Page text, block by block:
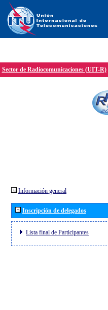
Sector de Radiocomunicaciones (UIT-R)
Información general
Inscripción de delegados
Lista final de Participantes